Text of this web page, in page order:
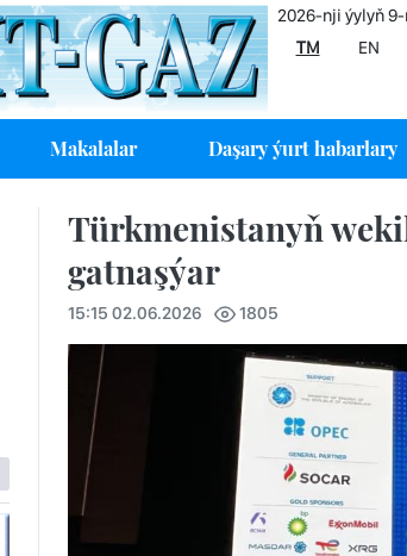
2026-nji ýylyň
TM
EN
Makalalar Daşary ýurt habarlary
Türkmenistanyň
gatnaşýar
15:15 02.06.2026 1805